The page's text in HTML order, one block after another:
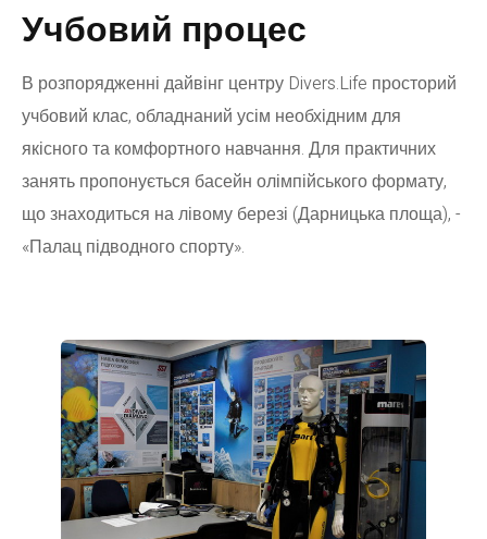
Учбовий процес
В розпорядженні дайвінг центру Divers.Life просторий
учбовий клас, обладнаний усім необхідним для
якісного та комфортного навчання. Для практичних
занять пропонується басейн олімпійського формату,
що знаходиться на лівому березі (Дарницька площа), -
«Палац підводного спорту».